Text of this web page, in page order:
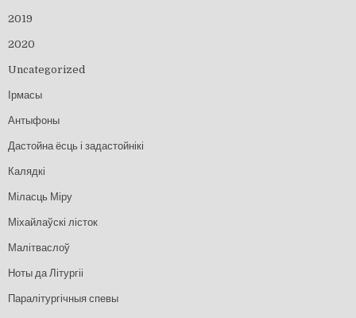
2019
2020
Uncategorized
Ірмасы
Антыфоны
Дастойна ёсць і задастойнікі
Калядкі
Міласць Міру
Міхайлаўскі лісток
Малітваслоў
Ноты да Літургіі
Паралітургічныя спевы